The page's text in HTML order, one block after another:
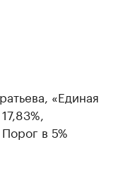
«Единая
в 5%